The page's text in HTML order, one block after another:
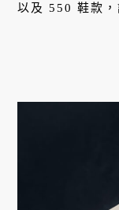
以及 550 鞋款，